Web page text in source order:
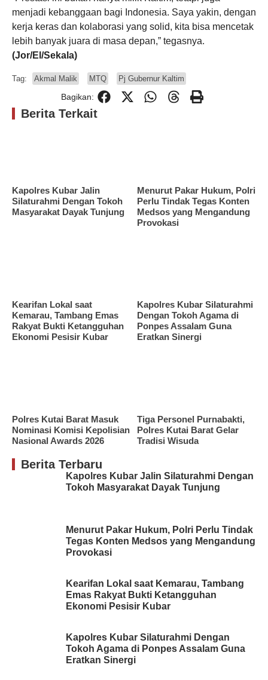
menjadi kebanggaan bagi Indonesia. Saya yakin, dengan
kerja keras dan kolaborasi yang solid, kita bisa mencetak
lebih banyak juara di masa depan,” tegasnya.
(Jor/El/Sekala)
Tag: Akmal Malik MTQ Pj Gubernur Kaltim
Bagikan:
Berita Terkait
Kapolres Kubar Jalin
Silaturahmi Dengan Tokoh
Masyarakat Dayak Tunjung
Menurut Pakar Hukum, Polri
Perlu Tindak Tegas Konten
Medsos yang Mengandung
Provokasi
Kearifan Lokal saat
Kemarau, Tambang Emas
Rakyat Bukti Ketangguhan
Ekonomi Pesisir Kubar
Kapolres Kubar Silaturahmi
Dengan Tokoh Agama di
Ponpes Assalam Guna
Eratkan Sinergi
Polres Kutai Barat Masuk
Nominasi Komisi Kepolisian
Nasional Awards 2026
Tiga Personel Purnabakti,
Polres Kutai Barat Gelar
Tradisi Wisuda
Berita Terbaru
Kapolres Kubar Jalin Silaturahmi Dengan
Tokoh Masyarakat Dayak Tunjung
Menurut Pakar Hukum, Polri Perlu Tindak
Tegas Konten Medsos yang Mengandung
Provokasi
Kearifan Lokal saat Kemarau, Tambang
Emas Rakyat Bukti Ketangguhan
Ekonomi Pesisir Kubar
Kapolres Kubar Silaturahmi Dengan
Tokoh Agama di Ponpes Assalam Guna
Eratkan Sinergi